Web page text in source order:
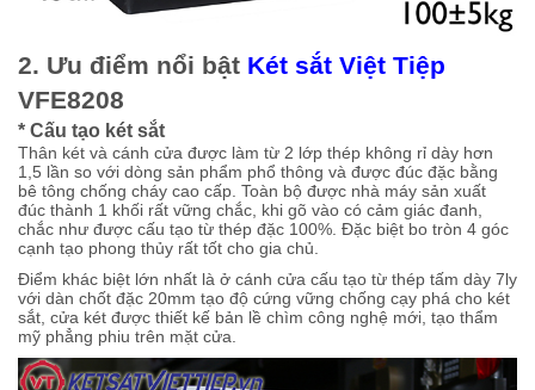
2. Ưu điểm nổi bật Két sắt Việt Tiệp
VFE8208
* Cấu tạo két sắt
Thân két và cánh cửa được làm từ 2 lớp thép không rỉ dày hơn
1,5 lần so với dòng sản phẩm phổ thông và được đúc đặc bằng
bê tông chống cháy cao cấp. Toàn bộ được nhà máy sản xuất
đúc thành 1 khối rất vững chắc, khi gõ vào có cảm giác đanh,
chắc như được cấu tạo từ thép đặc 100%. Đặc biệt bo tròn 4 góc
cạnh tạo phong thủy rất tốt cho gia chủ.
Điểm khác biệt lớn nhất là ở cánh cửa cấu tạo từ thép tấm dày 7ly
với dàn chốt đặc 20mm tạo độ cứng vững chống cạy phá cho két
sắt, cửa két được thiết kế bản lề chìm công nghệ mới, tạo thẩm
mỹ phẳng phiu trên mặt cửa.